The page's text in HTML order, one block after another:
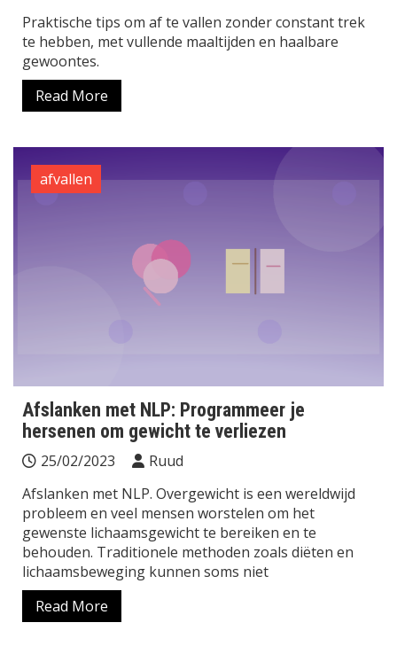
Praktische tips om af te vallen zonder constant trek
te hebben, met vullende maaltijden en haalbare
gewoontes.
Read More
afvallen
Afslanken met NLP: Programmeer je
hersenen om gewicht te verliezen
25/02/2023
Ruud
Afslanken met NLP. Overgewicht is een wereldwijd
probleem en veel mensen worstelen om het
gewenste lichaamsgewicht te bereiken en te
behouden. Traditionele methoden zoals diëten en
lichaamsbeweging kunnen soms niet
Read More